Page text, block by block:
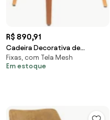
R$ 890,91
Cadeira Decorativa de
Escritório Recepção GranClass
PU Sintético Preto G56 - Gran
Fixas, com Tela Mesh
Em estoque